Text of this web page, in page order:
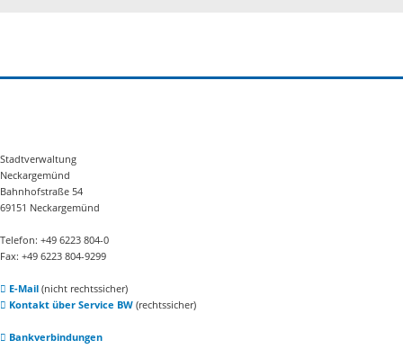
Stadtverwaltung
Neckargemünd
Bahnhofstraße 54
69151 Neckargemünd
Telefon: +49 6223 804-0
Fax: +49 6223 804-9299
E-Mail(nicht rechtssicher)
Kontakt über Service BW(rechtssicher)
Bankverbindungen